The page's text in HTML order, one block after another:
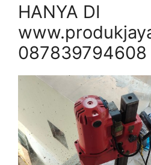
HANYA DI
087839794608